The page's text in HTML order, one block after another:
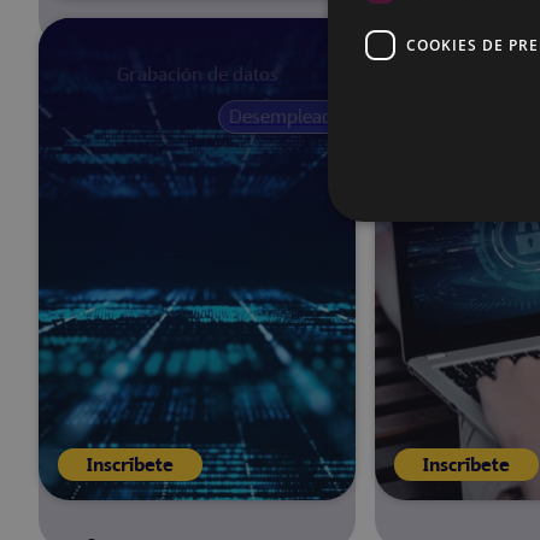
Grabación de datos
Desempleados
Inscríbete Inscríbete
COOKIES DE